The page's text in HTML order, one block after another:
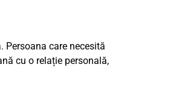
Persoana care necesită
cu o relație personală,